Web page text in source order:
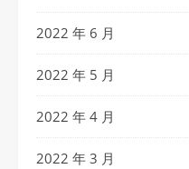
2022 年 6 月
2022 年 5 月
2022 年 4 月
2022 年 3 月